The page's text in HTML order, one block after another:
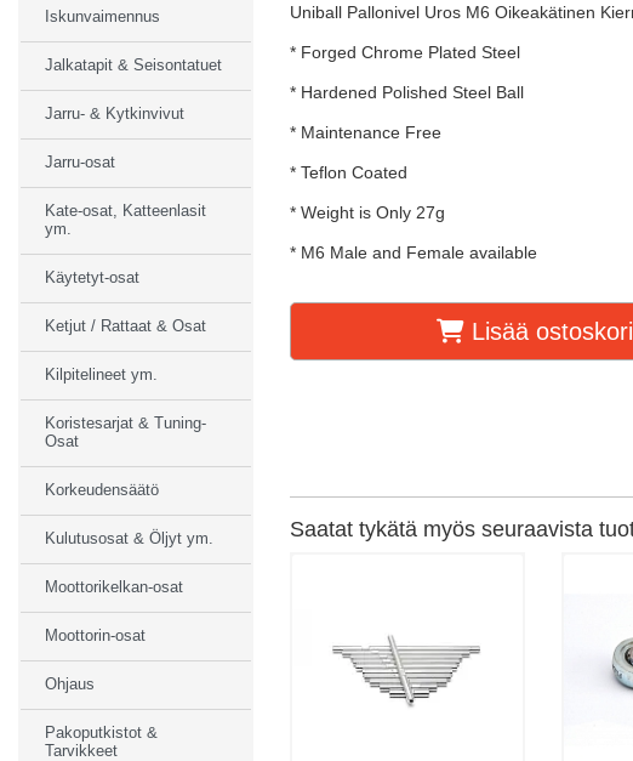
Uniball Pallonivel Uros M6 Oikeakätinen
* Forged Chrome Plated Steel
* Hardened Polished Steel Ball
* Maintenance Free
* Teflon Coated
* Weight is Only 27g
* M6 Male and Female available
Lisää
Saatat tykätä myös seuraavista
Iskunvaimennus
Jalkatapit & Seisontatuet
Jarru- & Kytkinvivut
Jarru-osat
Kate-osat, Katteenlasit
ym.
Käytetyt-osat
Ketjut / Rattaat & Osat
Kilpitelineet ym.
Koristesarjat & Tuning-
Osat
Korkeudensäätö
Kulutusosat & Öljyt ym.
Moottorikelkan-osat
Moottorin-osat
Ohjaus
Pakoputkistot &
Tarvikkeet